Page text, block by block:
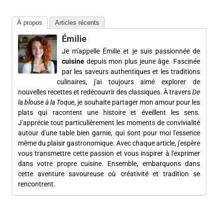
À propos Articles récents
Émilie
Je m'appelle Émilie et je suis passionnée de
cuisine depuis mon plus jeune âge. Fascinée
par les saveurs authentiques et les traditions
culinaires, j'ai toujours aimé explorer de
nouvelles recettes et redécouvrir des classiques. À traversDe
la blouse à la Toque, je souhaite partager mon amour pour les
plats qui racontent une histoire et éveillent les sens.
J'apprécie tout particulièrement les moments de convivialité
autour d'une table bien garnie, qui sont pour moi l'essence
même du plaisir gastronomique. Avec chaque article, j'espère
vous transmettre cette passion et vous inspirer à l'exprimer
dans votre propre cuisine. Ensemble, embarquons dans
cette aventure savoureuse où créativité et tradition se
rencontrent.